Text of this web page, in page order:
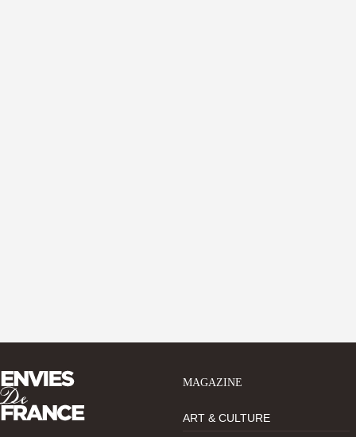
MAGAZINE
ART & CULTURE